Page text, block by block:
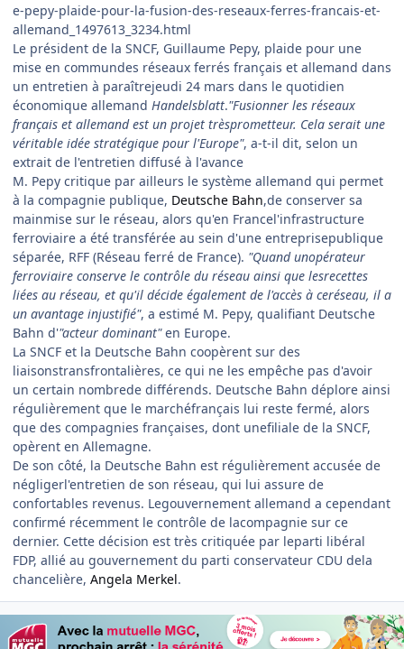
e-pepy-plaide-pour-la-fusion-des-reseaux-ferres-francais-et-
allemand_1497613_3234.html
Le président de la SNCF, Guillaume Pepy, plaide pour une
mise en commundes réseaux ferrés français et allemand dans
un entretien à paraîtrejeudi 24 mars dans le quotidien
économique allemand Handelsblatt."Fusionner les réseaux
français et allemand est un projet trèsprometteur. Cela serait une
véritable idée stratégique pour l'Europe", a-t-il dit, selon un
extrait de l'entretien diffusé à l'avance
M. Pepy critique par ailleurs le système allemand qui permet
à la compagnie publique, Deutsche Bahn,de conserver sa
mainmise sur le réseau, alors qu'en Francel'infrastructure
ferroviaire a été transférée au sein d'une entreprisepublique
séparée, RFF (Réseau ferré de France). "Quand unopérateur
ferroviaire conserve le contrôle du réseau ainsi que lesrecettes
liées au réseau, et qu'il décide également de l'accès à ceréseau, il a
un avantage injustifié", a estimé M. Pepy, qualifiant Deutsche
Bahn d'"acteur dominant"en Europe.
La SNCF et la Deutsche Bahn coopèrent sur des
liaisonstransfrontalières, ce qui ne les empêche pas d'avoir
un certain nombrede différends. Deutsche Bahn déplore ainsi
régulièrement que le marchéfrançais lui reste fermé, alors
que des compagnies françaises, dont unefiliale de la SNCF,
opèrent en Allemagne.
De son côté, la Deutsche Bahn est régulièrement accusée de
négligerl'entretien de son réseau, qui lui assure de
confortables revenus. Legouvernement allemand a cependant
confirmé récemment le contrôle de lacompagnie sur ce
dernier. Cette décision est très critiquée par leparti libéral
FDP, allié au gouvernement du parti conservateur CDU dela
chancelière, Angela Merkel.